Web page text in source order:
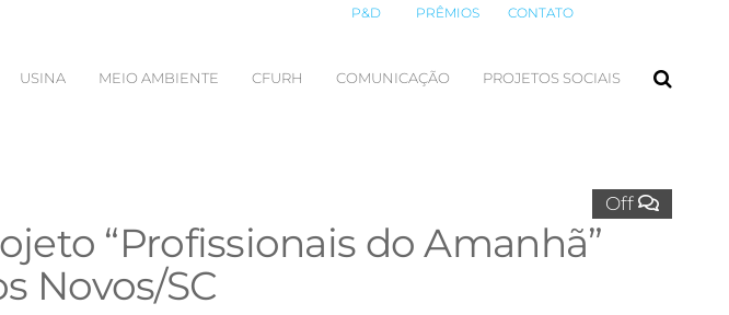
P&D PRÊMIOS CONTATO
USINA MEIO AMBIENTE CFURH COMUNICAÇÃO PROJETOS SOCIAIS
Off
“Profissionais do Amanhã”
Novos/SC